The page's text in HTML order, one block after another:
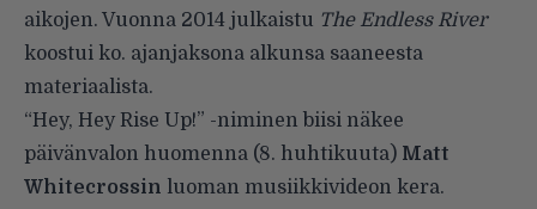
aikojen. Vuonna 2014 julkaistu The Endless River
koostui ko. ajanjaksona alkunsa saaneesta
materiaalista.
“Hey, Hey Rise Up!” -niminen biisi näkee
päivänvalon huomenna (8. huhtikuuta) Matt
Whitecrossin luoman musiikkivideon kera.